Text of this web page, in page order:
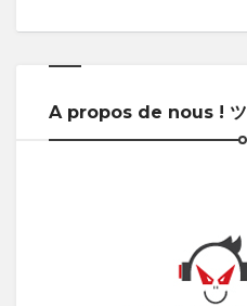
A propos de nous ! ツ